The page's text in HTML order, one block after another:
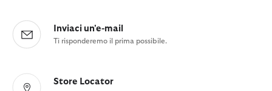
Inviaci un'e-mail
Ti risponderemo il prima possibile.
Store Locator